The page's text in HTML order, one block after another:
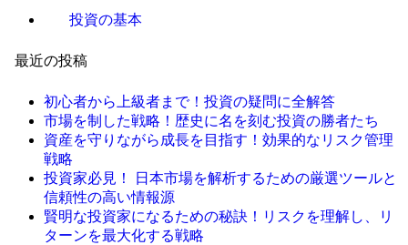
投資の基本
最近の投稿
初心者から上級者まで！投資の疑問に全解答
市場を制した戦略！歴史に名を刻む投資の勝者たち
資産を守りながら成長を目指す！効果的なリスク管理
戦略
投資家必見！ 日本市場を解析するための厳選ツールと
信頼性の高い情報源
賢明な投資家になるための秘訣！リスクを理解し、リ
ターンを最大化する戦略